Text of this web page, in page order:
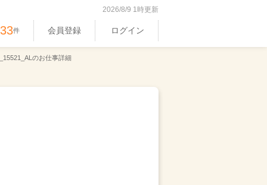
2026/8/9 1時更新
件 会員登録 ログイン
のお仕事詳細